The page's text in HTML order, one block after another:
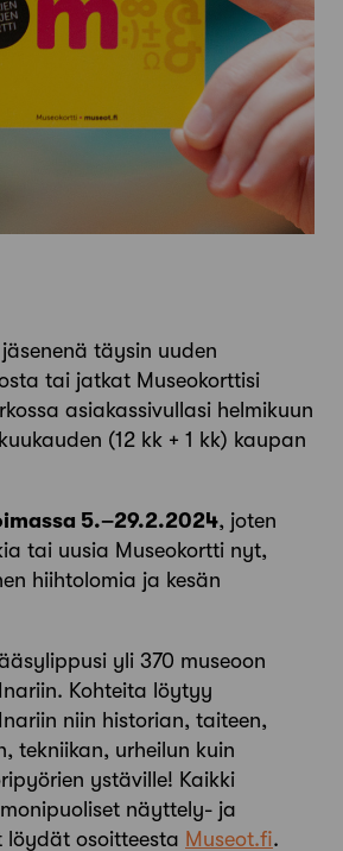
jäsenenä täysin uuden
tai jatkat Museokorttisi
asiakassivullasi helmikuun
(12 kk + 1 kk) kaupan
5.–29.2.2024, joten
tai uusia Museokortti nyt,
hiihtolomia ja kesän
yli 370 museoon
Kohteita löytyy
niin historian, taiteen,
tekniikan, urheilun kuin
ystäville! Kaikki
näyttely- ja
osoitteesta Museot.fi.